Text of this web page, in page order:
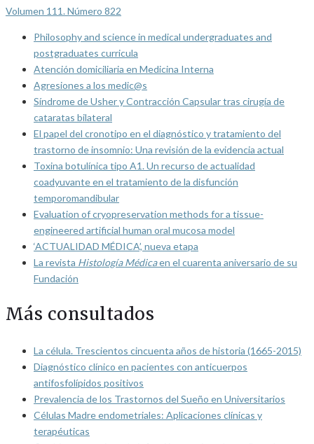
Volumen 111. Número 822
Philosophy and science in medical undergraduates and
postgraduates curricula
Atención domiciliaria en Medicina Interna
Agresiones a los medic@s
Síndrome de Usher y Contracción Capsular tras cirugía de
cataratas bilateral
El papel del cronotipo en el diagnóstico y tratamiento del
trastorno de insomnio: Una revisión de la evidencia actual
Toxina botulínica tipo A1. Un recurso de actualidad
coadyuvante en el tratamiento de la disfunción
temporomandibular
Evaluation of cryopreservation methods for a tissue-
engineered artificial human oral mucosa model
‘ACTUALIDAD MÉDICA’, nueva etapa
La revista Histología Médicaen el cuarenta aniversario de su
Fundación
Más consultados
La célula. Trescientos cincuenta años de historia (1665-2015)
Diagnóstico clínico en pacientes con anticuerpos
antifosfolípidos positivos
Prevalencia de los Trastornos del Sueño en Universitarios
Células Madre endometriales: Aplicaciones clínicas y
terapéuticas